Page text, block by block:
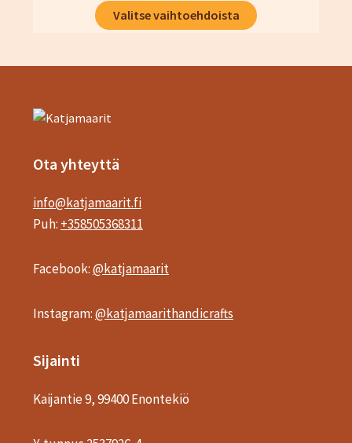
Valitse vaihtoehdoista
Tällä
useampi
Ota yhteyttä
info@katjamaarit.fi
Puh: +358505368311
Facebook:@katjamaarit
Instagram:@katjamaarithandicrafts
Sijainti
Kaijantie 9, 99400 Enontekiö